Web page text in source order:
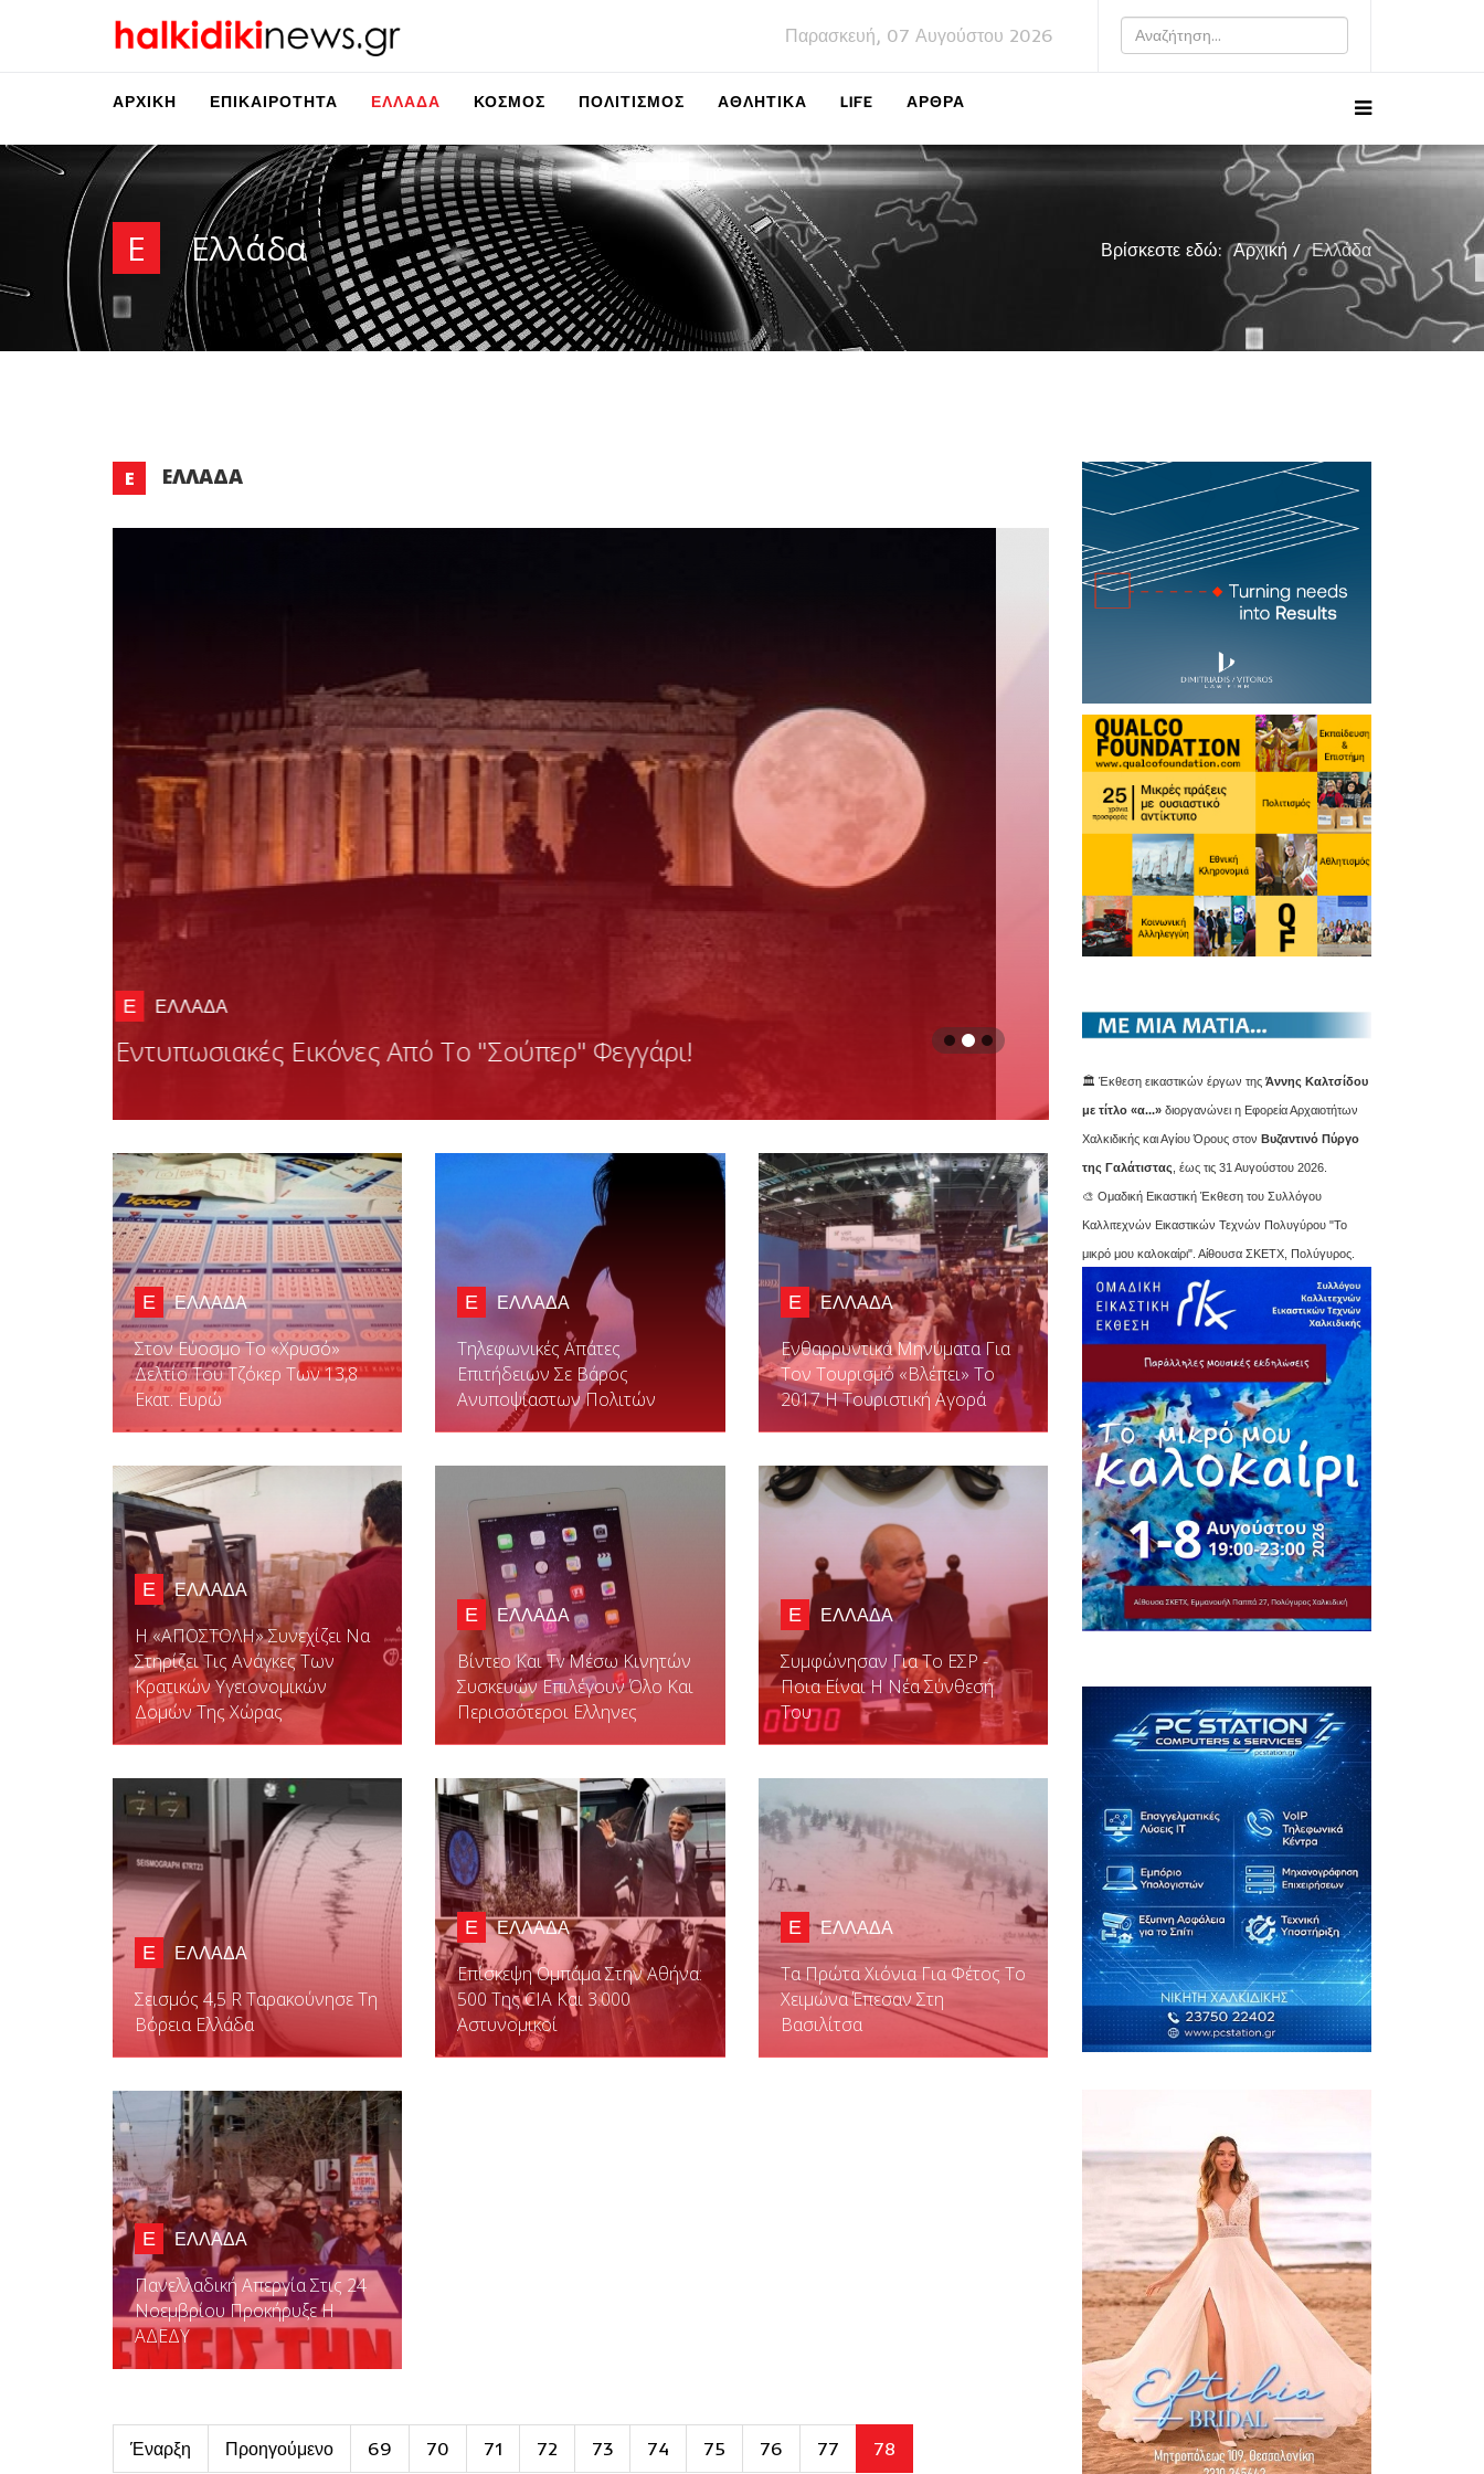
Παρασκευή, 07 Αυγούστου 2026
ΑΡΧΙΚΉ ΕΠΙΚΑΙΡΌΤΗΤΑ ΕΛΛΆΔΑ ΚΌΣΜΟΣ ΠΟΛΙΤΙΣΜΌΣ ΑΘΛΗΤΙΚΆ LIFE ΑΡΘΡΑ
Ε Ελλάδα Βρίσκεστε εδώ:Αρχική Ελλάδα
Ε ΕΛΛΆΔΑ
Μήνυμα Ομπάμα Προς Στους Έλληνες Πριν Την Άφιξή Του Στην
Αθήνα
Ε ΕΛΛΑΔΑ
Στον Εύοσμο Το «χρυσό»
Δελτίο Του Τζόκερ Των 13,8
Εκατ. Ευρώ
Ε ΕΛΛΑΔΑ
Τηλεφωνικές Απάτες
Επιτήδειων Σε Βάρος
Ανυποψίαστων Πολιτών
Ε ΕΛΛΑΔΑ
Ενθαρρυντικά Μηνύματα Για
Τον Τουρισμό «βλέπει» Το
2017 Η Τουριστική Αγορά
Ε ΕΛΛΑΔΑ
Η «ΑΠΟΣΤΟΛΗ» Συνεχίζει Να
Στηρίζει Τις Ανάγκες Των
Κρατικών Υγειονομικών
Δομών Της Χώρας
Ε ΕΛΛΑΔΑ
Bίντεο Και Tv Μέσω Κινητών
Συσκευών Επιλέγουν Όλο Και
Περισσότεροι Ελληνες
Ε ΕΛΛΑΔΑ
Συμφώνησαν Για Το ΕΣΡ -
Ποια Είναι Η Νέα Σύνθεσή
Του
Ε ΕΛΛΑΔΑ
Σεισμός 4,5 R Ταρακούνησε Τη
Βόρεια Ελλάδα
Ε ΕΛΛΑΔΑ
Επίσκεψη Ομπάμα Στην Αθήνα:
500 Της CIA Και 3.000
Αστυνομικοί
Ε ΕΛΛΑΔΑ
Τα Πρώτα Χιόνια Για Φέτος Το
Χειμώνα Έπεσαν Στη
Βασιλίτσα
Ε ΕΛΛΑΔΑ
Πανελλαδική Απεργία Στις 24
Νοεμβρίου Προκήρυξε Η
ΑΔΕΔΥ
Έναρξη Προηγούμενο 69 70 71 72 73 74 75 76 77 78
🏛️ Έκθεση εικαστικών έργων της Άννης Καλτσίδου
με τίτλο «α...»διοργανώνει η Εφορεία Αρχαιοτήτων
Χαλκιδικής και Αγίου Όρους στον Βυζαντινό Πύργο
της Γαλάτιστας , έως τις 31 Αυγούστου 2026.
🎨 Ομαδική Εικαστική Έκθεση του Συλλόγου
Καλλιτεχνών Εικαστικών Τεχνών Πολυγύρου "Το
μικρό μου καλοκαίρι". Αίθουσα ΣΚΕΤΧ, Πολύγυρος.